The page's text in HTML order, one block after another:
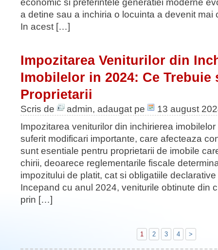
economic si preferintele generatiei moderne
a detine sau a inchiria o locuinta a devenit mai
In acest […]
Impozitarea Veniturilor din
Imobilelor in 2024: Ce Trebuie
Proprietarii
Scris de admin, adaugat pe
13 august
Impozitarea veniturilor din inchirierea
suferit modificari importante, care afecteaza
sunt esentiale pentru proprietarii de imobile
chirii, deoarece reglementarile fiscale
impozitului de platit, cat si obligatiile
Incepand cu anul 2024, veniturile obtinute din
prin […]
1 2 3 4 >